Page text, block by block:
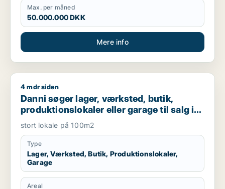
Max. per måned
50.000.000 DKK
Mere info
Danni søger lager, værksted, butik, produktionslokaler eller
4 mdr siden
Danni søger lager, værksted, butik,
produktionslokaler eller garage til salg i
Valby
stort lokale på 100m2
Type
Lager, Værksted, Butik, Produktionslokaler,
Garage
Areal